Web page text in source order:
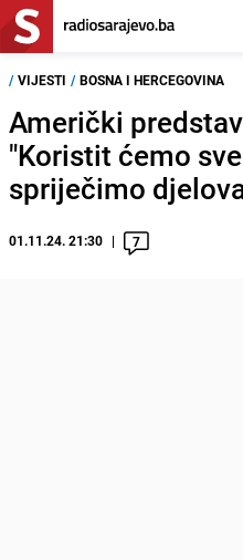
/ VIJESTI / BOSNA I HERCEGOVINA
Američki
"Koristit ćemo
spriječimo
01.11.24. 21:30 7